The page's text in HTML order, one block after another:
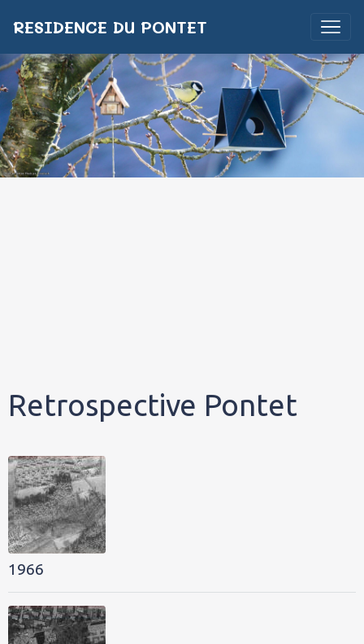
RESIDENCE DU PONTET
Retrospective Pontet
1966